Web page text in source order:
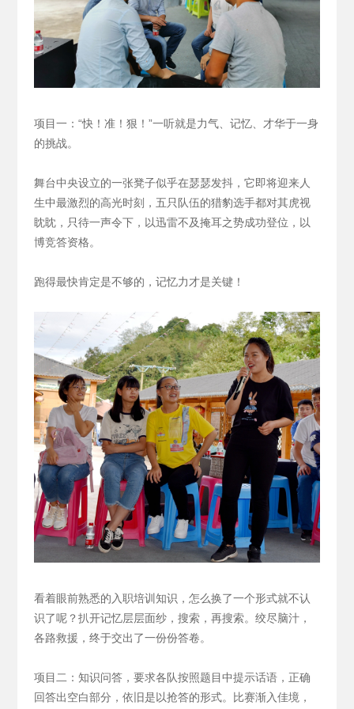
项目一：“快！准！狠！”一听就是力气、记忆、才华于一身
的挑战。
舞台中央设立的一张凳子似乎在瑟瑟发抖，它即将迎来人
生中最激烈的高光时刻，五只队伍的猎豹选手都对其虎视
眈眈，只待一声令下，以迅雷不及掩耳之势成功登位，以
博竞答资格。
跑得最快肯定是不够的，记忆力才是关键！
看着眼前熟悉的入职培训知识，怎么换了一个形式就不认
识了呢？扒开记忆层层面纱，搜索，再搜索。绞尽脑汁，
各路救援，终于交出了一份份答卷。
项目二：知识问答，要求各队按照题目中提示话语，正确
回答出空白部分，依旧是以抢答的形式。
比赛渐入佳境，